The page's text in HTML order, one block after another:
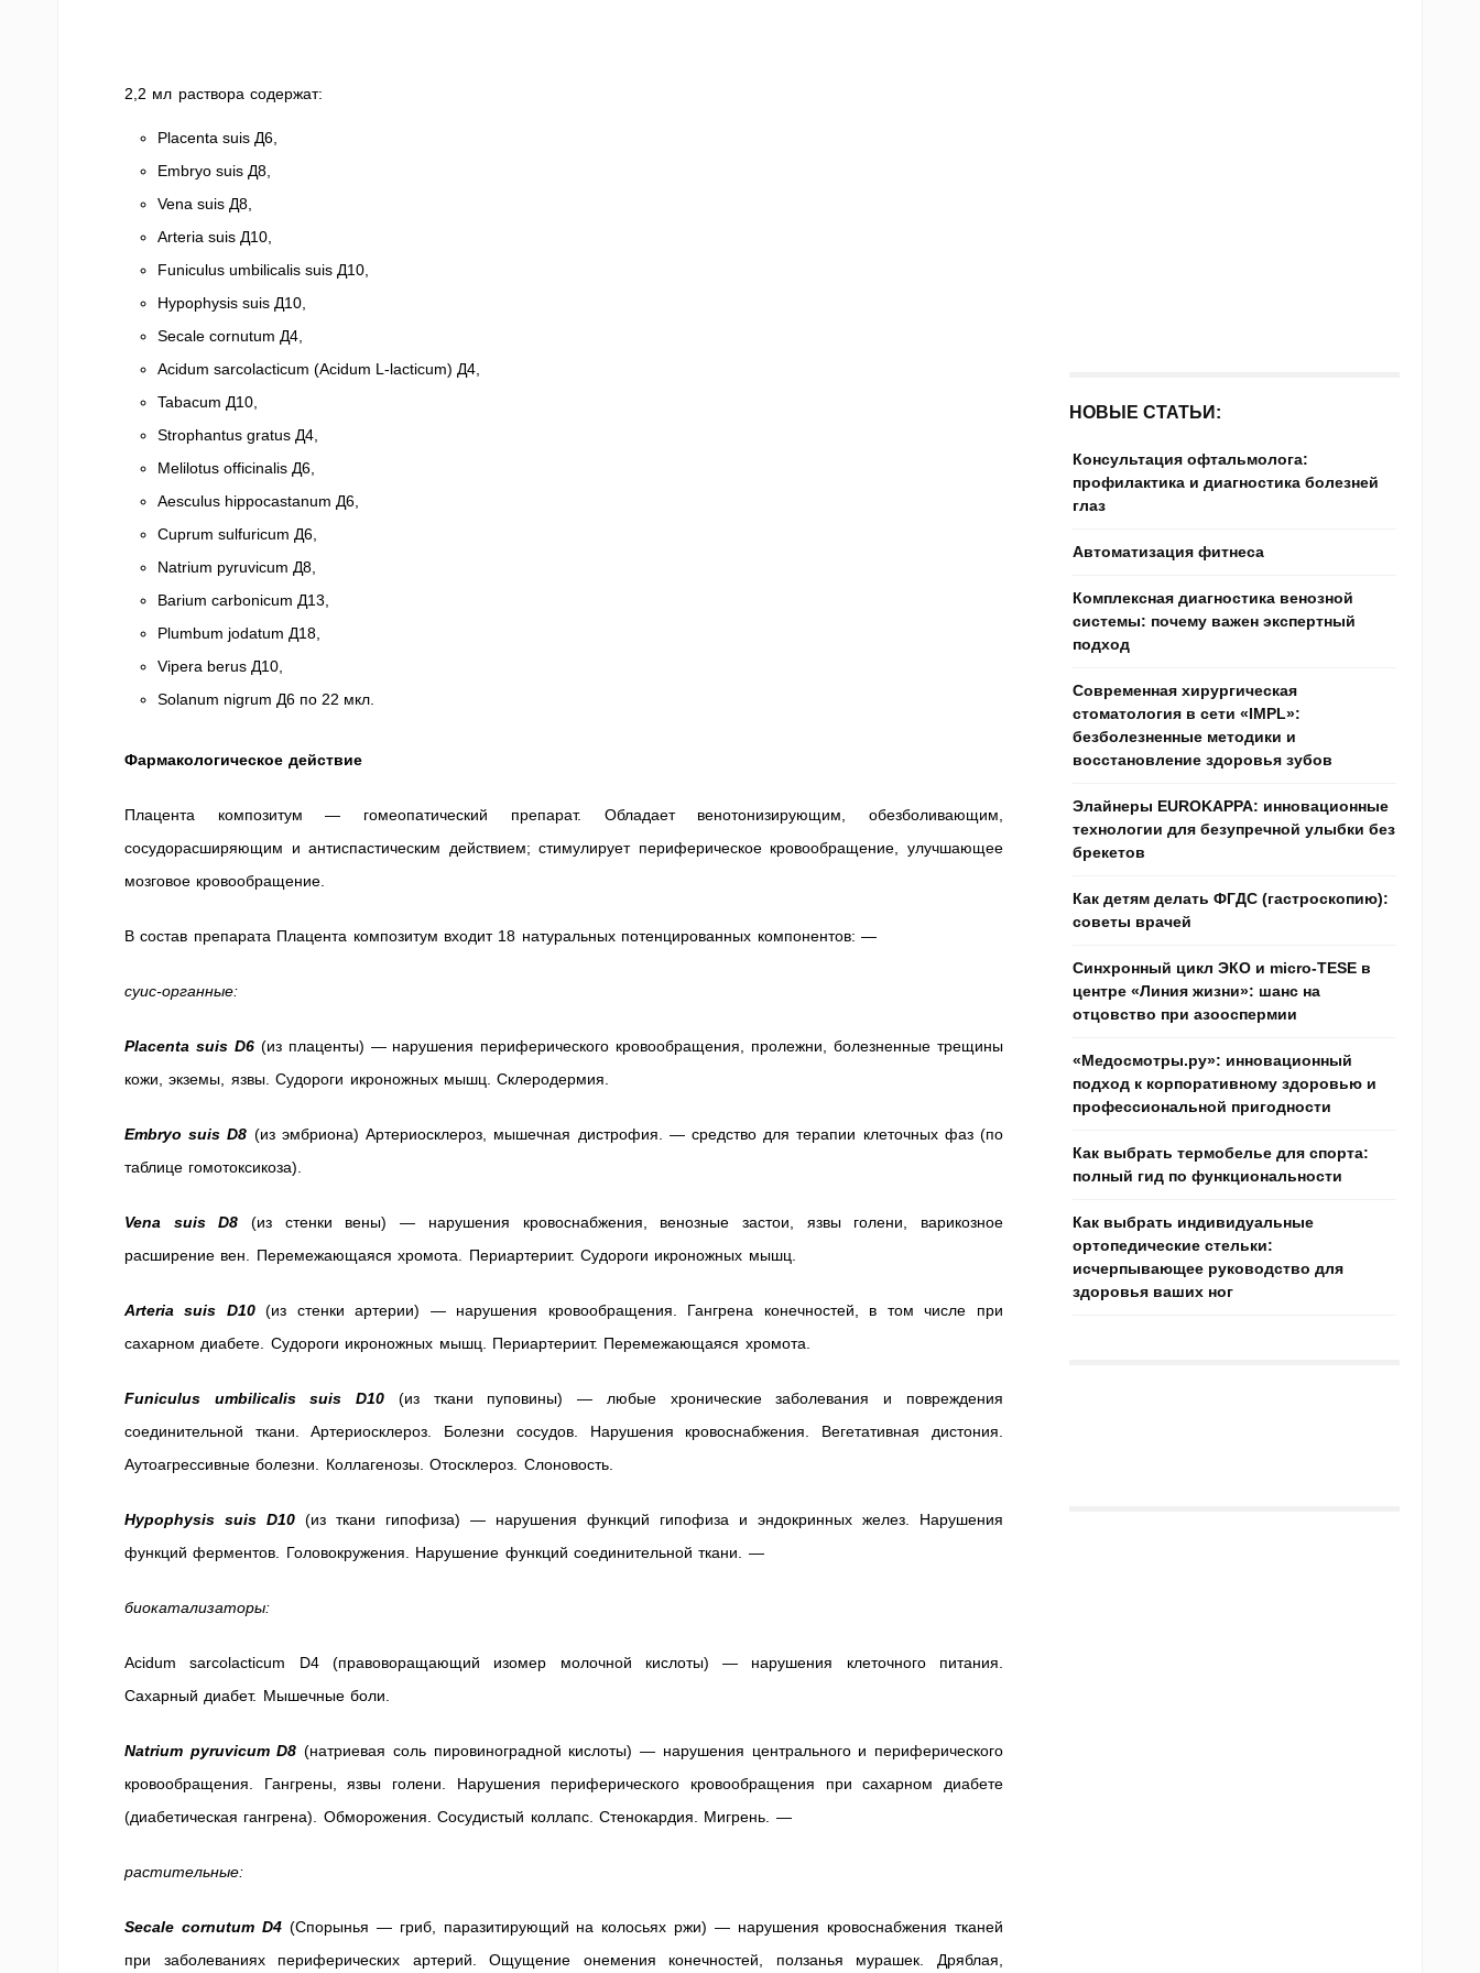
2,2 мл раствора содержат:
Placenta suis Д6,
Embryo suis Д8,
Vena suis Д8,
Arteria suis Д10,
Funiculus umbilicalis suis Д10,
Hypophysis suis Д10,
Secale cornutum Д4,
Acidum sarcolacticum (Acidum L-lacticum) Д4,
Tabacum Д10,
Strophantus gratus Д4,
Melilotus officinalis Д6,
Aesculus hippocastanum Д6,
Cuprum sulfuricum Д6,
Natrium pyruvicum Д8,
Barium carbonicum Д13,
Plumbum jodatum Д18,
Vipera berus Д10,
Solanum nigrum Д6 по 22 мкл.
Фармакологическое действие
Плацента композитум — гомеопатический препарат. Обладает венотонизирующим, обезболивающим,
сосудорасширяющим и антиспастическим действием; стимулирует периферическое кровообращение, улучшающее
мозговое кровообращение.
В состав препарата Плацента композитум входит 18 натуральных потенцированных компонентов: —
суис-органные:
Placenta suis D6(из плаценты) — нарушения периферического кровообращения, пролежни, болезненные трещины
кожи, экземы, язвы. Судороги икроножных мышц. Склеродермия.
Embryo suis D8 (из эмбриона) Артериосклероз, мышечная дистрофия. — средство для терапии клеточных фаз (по
таблице гомотоксикоза).
Vena suis D8 (из стенки вены) — нарушения кровоснабжения, венозные застои, язвы голени, варикозное
расширение вен. Перемежающаяся хромота. Периартериит. Судороги икроножных мышц.
Arteria suis D10 (из стенки артерии) — нарушения кровообращения. Гангрена конечностей, в том числе при
сахарном диабете. Судороги икроножных мышц. Периартериит. Перемежающаяся хромота.
Funiculus umbilicalis suis D10 (из ткани пуповины) — любые хронические заболевания и повреждения
соединительной ткани. Артериосклероз. Болезни сосудов. Нарушения кровоснабжения. Вегетативная дистония.
Аутоагрессивные болезни. Коллагенозы. Отосклероз. Слоновость.
Hypophysis suis D10 (из ткани гипофиза) — нарушения функций гипофиза и эндокринных желез. Нарушения
функций ферментов. Головокружения. Нарушение функций соединительной ткани. —
биокатализаторы:
Acidum sarcolacticum D4 (правоворащающий изомер молочной кислоты) — нарушения клеточного питания.
Сахарный диабет. Мышечные боли.
Natrium pyruvicum D8 (натриевая соль пировиноградной кислоты) — нарушения центрального и периферического
кровообращения. Гангрены, язвы голени. Нарушения периферического кровообращения при сахарном диабете
(диабетическая гангрена). Обморожения. Сосудистый коллапс. Стенокардия. Мигрень. —
растительные:
Secale cornutum D4(Спорынья — гриб, паразитирующий на колосьях ржи) — нарушения кровоснабжения тканей
при заболеваниях периферических артерий. Ощущение онемения конечностей, ползанья мурашек. Дряблая,
НОВЫЕ СТАТЬИ:
Консультация офтальмолога:
профилактика и диагностика болезней
глаз
Автоматизация фитнеса
Комплексная диагностика венозной
системы: почему важен экспертный
подход
Современная хирургическая
стоматология в сети «IMPL»:
безболезненные методики и
восстановление здоровья зубов
Элайнеры EUROKAPPA: инновационные
технологии для безупречной улыбки без
брекетов
Как детям делать ФГДС (гастроскопию):
советы врачей
Синхронный цикл ЭКО и micro-TESE в
центре «Линия жизни»: шанс на
отцовство при азооспермии
«Медосмотры.ру»: инновационный
подход к корпоративному здоровью и
профессиональной пригодности
Как выбрать термобелье для спорта:
полный гид по функциональности
Как выбрать индивидуальные
ортопедические стельки:
исчерпывающее руководство для
здоровья ваших ног